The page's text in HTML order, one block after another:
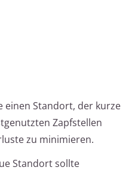
einen Standort, der kurze
Zapfstellen
zu minimieren.
Standort sollte